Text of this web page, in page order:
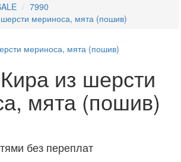
7990
мериноса, мята (пошив)
из шерсти
мята (пошив)
без переплат